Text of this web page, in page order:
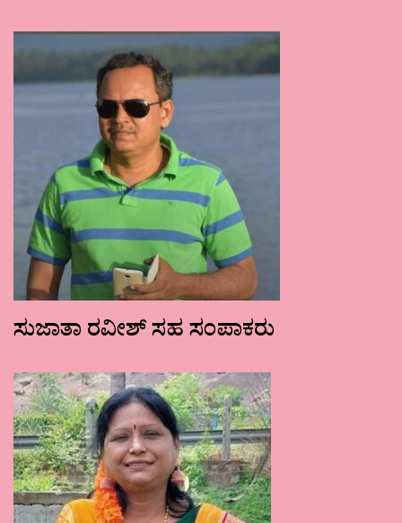
ಸುಜಾತಾ ರವೀಶ್ ಸಹ ಸಂಪಾಕರು